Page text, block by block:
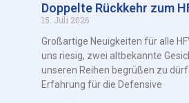
Doppelte Rückkehr zum
15. Juli 2026
Großartige Neuigkeiten für alle
uns riesig, zwei altbekannte
unseren Reihen begrüßen zu
Erfahrung für die Defensive